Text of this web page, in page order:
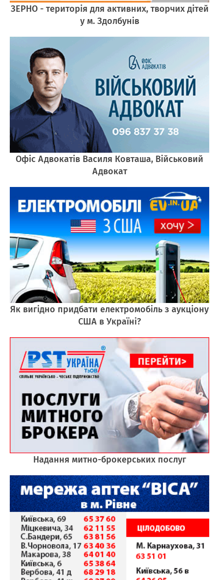
ЗЕРНО - територія для активних, творчих дітей
у м. Здолбунів
Офіс Адвокатів Василя Ковташа, Військовий
Адвокат
Як вигідно придбати електромобіль з аукціону
США в Україні?
Надання митно-брокерських послуг